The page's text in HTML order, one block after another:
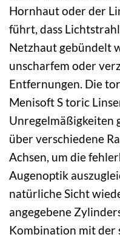
Hornhaut oder der
führt, dass
Netzhaut gebündelt
unscharfem oder
Entfernungen. Die
Menisoft S toric
Unregelmäßigkeiten
über verschiedene
Achsen, um die
Augenoptik
natürliche Sicht
angegebene
Kombination mit der